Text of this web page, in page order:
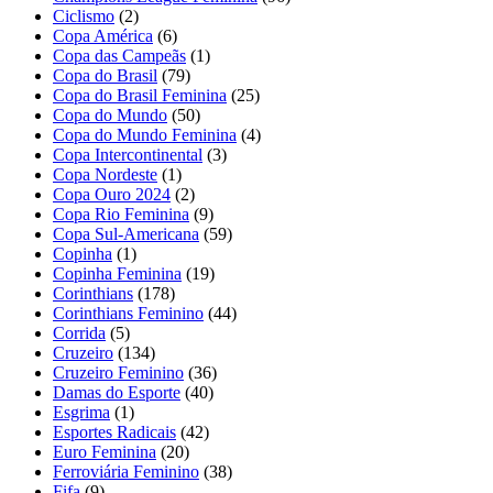
Ciclismo (2)
Copa América (6)
Copa das Campeãs (1)
Copa do Brasil (79)
Copa do Brasil Feminina (25)
Copa do Mundo (50)
Copa do Mundo Feminina (4)
Copa Intercontinental (3)
Copa Nordeste (1)
Copa Ouro 2024 (2)
Copa Rio Feminina (9)
Copa Sul-Americana (59)
Copinha (1)
Copinha Feminina (19)
Corinthians (178)
Corinthians Feminino (44)
Corrida (5)
Cruzeiro (134)
Cruzeiro Feminino (36)
Damas do Esporte (40)
Esgrima (1)
Esportes Radicais (42)
Euro Feminina (20)
Ferroviária Feminino (38)